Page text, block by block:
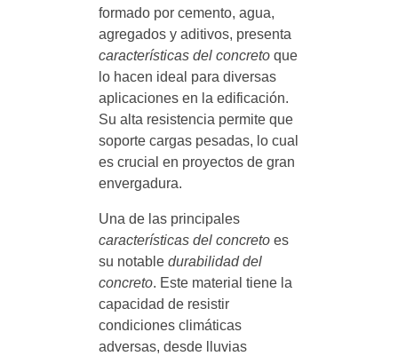
formado por cemento, agua,
agregados y aditivos, presenta
características del concretoque
lo hacen ideal para diversas
aplicaciones en la edificación.
Su alta resistencia permite que
soporte cargas pesadas, lo cual
es crucial en proyectos de gran
envergadura.
Una de las principales
características del concretoes
su notable durabilidad del
concreto. Este material tiene la
capacidad de resistir
condiciones climáticas
adversas, desde lluvias